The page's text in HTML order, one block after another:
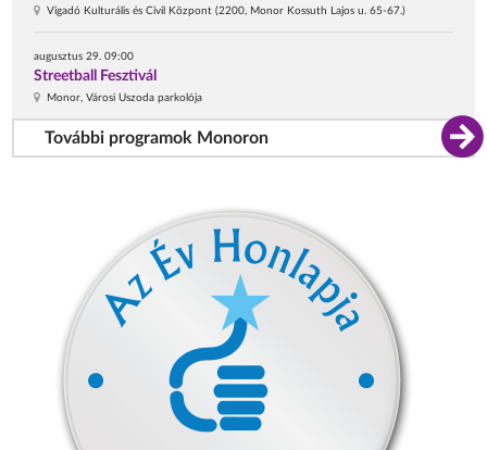
Vigadó Kulturális és Civil Központ (2200, Monor Kossuth Lajos u. 65-67.)
augusztus 29. 09:00
Streetball Fesztivál
Monor, Városi Uszoda parkolója
További programok Monoron